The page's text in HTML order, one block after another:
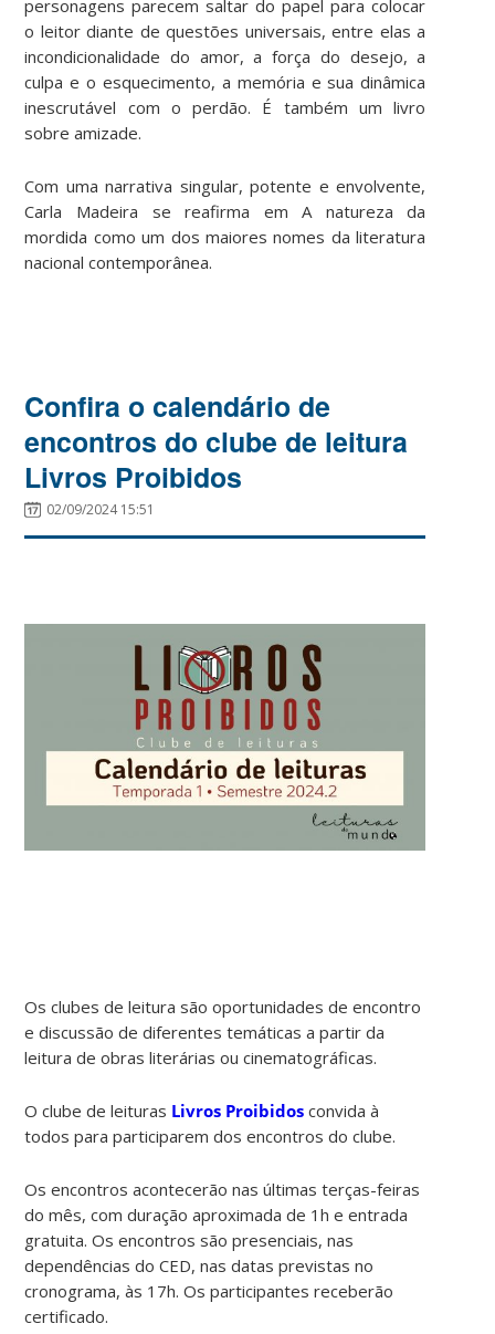
personagens parecem saltar do papel para colocar
o leitor diante de questões universais, entre elas a
incondicionalidade do amor, a força do desejo, a
culpa e o esquecimento, a memória e sua dinâmica
inescrutável com o perdão. É também um livro
sobre amizade.
Com uma narrativa singular, potente e envolvente,
Carla Madeira se reafirma em A natureza da
mordida como um dos maiores nomes da literatura
nacional contemporânea.
Confira o calendário de
encontros do clube de leitura
Livros Proibidos
02/09/2024 15:51
Os clubes de leitura são oportunidades de encontro
e discussão de diferentes temáticas a partir da
leitura de obras literárias ou cinematográficas.
O clube de leituras Livros Proibidos convida à
todos para participarem dos encontros do clube.
Os encontros acontecerão nas últimas terças-feiras
do mês, com duração aproximada de 1h e entrada
gratuita. Os encontros são presenciais, nas
dependências do CED, nas datas previstas no
cronograma, às 17h. Os participantes receberão
certificado.